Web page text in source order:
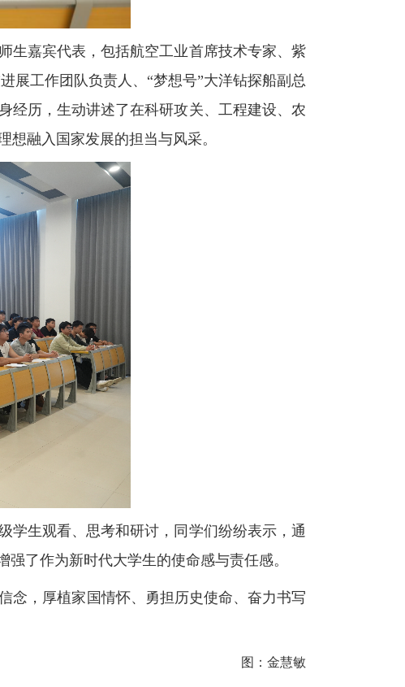
生嘉宾代表，包括航空工业首席技术专家、紫
展工作团队负责人、“梦想号”大洋钻探船副总
经历，生动讲述了在科研攻关、工程建设、农
融入国家发展的担当与风采。
学生观看、思考和研讨，同学们纷纷表示，通
了作为新时代大学生的使命感与责任感。
念，厚植家国情怀、勇担历史使命、奋力书写
图：金慧敏